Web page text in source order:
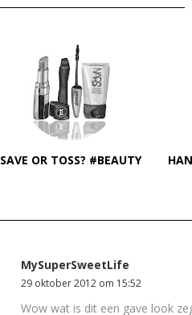
SAVE OR TOSS? #BEAUTY
MySuperSweetLife
29 oktober 2012 om 15:52
Wow wat is dit een gave look